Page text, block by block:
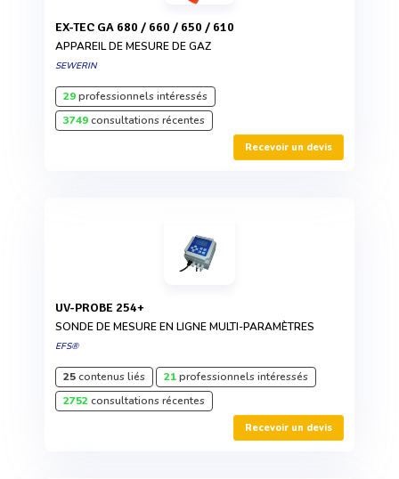
EX-TEC GA 680 / 660 / 650 / 610
APPAREIL DE MESURE DE GAZ
SEWERIN
29professionnels intéressés
3749consultations récentes
Recevoir un devis
UV-PROBE 254+
SONDE DE MESURE EN LIGNE MULTI-PARAMÈTRES
EFS®
25contenus liés 21professionnels intéressés
2752consultations récentes
Recevoir un devis